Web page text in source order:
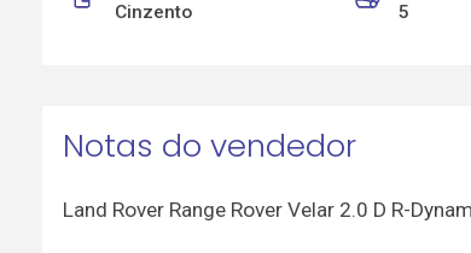
Cinzento
5
Notas do vendedor
Land Rover Range Rover Velar 2.0 D R-